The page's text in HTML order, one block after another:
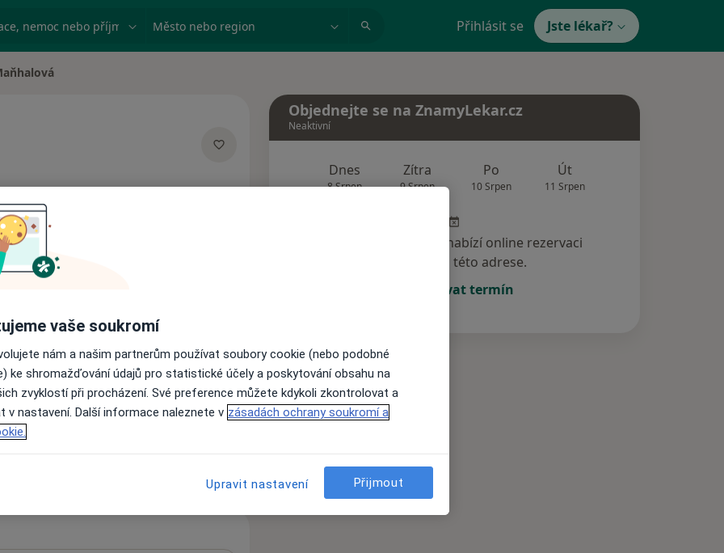
nemoc nebo příjmení Město nebo region Přihlásit se Jste lékař?
Rezervovat termín
Názory pacientů
nejsou k dispozici
informace o svých službách.
Objednejte se na ZnamyLekar.cz
Neaktivní
Dnes
8 Srpen
Zítra
9 Srpen
Po
10 Srpen
Út
11 Srpen
Tento specialista nenabízí online rezervaci
termínu na této adrese.
Rezervovat termín
vaše soukromí
nám a našim partnerům používat soubory cookie (nebo podobné
ke shromažďování údajů pro statistické účely a poskytování obsahu na
zvyklostí při procházení. Své preference můžete kdykoli zkontrolovat a
v nastavení. Další informace naleznete v zásadách ochrany soukromí a
Upravit nastavení Přijmout